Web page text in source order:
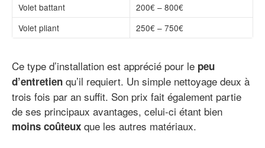
Volet battant
200€ – 800€
Volet pliant
250€ – 750€
Ce type d’installation est apprécié pour le peu
d’entretien qu’il requiert. Un simple nettoyage deux à
trois fois par an suffit. Son prix fait également partie
de ses principaux avantages, celui-ci étant bien
moins coûteux que les autres matériaux.